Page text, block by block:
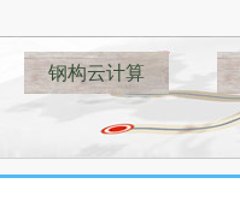
钢构云计算